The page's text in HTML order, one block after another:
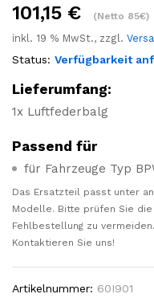
101,15 € (Netto 85€)
inkl. 19 % MwSt., zzgl.
Status: Verfügbarkeit
Lieferumfang:
1x Luftfederbalg
Passend für
für Fahrzeuge Typ
Das Ersatzteil passt unter
Modelle. Bitte prüfen Sie
Fehlbestellung zu
Kontaktieren Sie uns!
Artikelnummer: 60I901